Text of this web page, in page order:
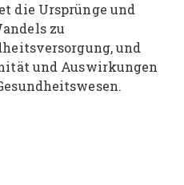
die Ursprünge und
zu
und
und Auswirkungen